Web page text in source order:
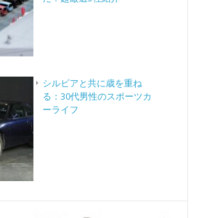
シルビアと共に歳を重ね
る：30代男性のスポーツカ
ーライフ